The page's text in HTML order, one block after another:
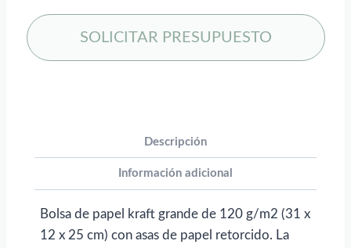
kraft
120
g/m2
retorcido,
SOLICITAR PRESUPUESTO
Descripción
Información adicional
Bolsa de papel kraft grande de 120 g/m2 (31 x
12 x 25 cm) con asas de papel retorcido. La